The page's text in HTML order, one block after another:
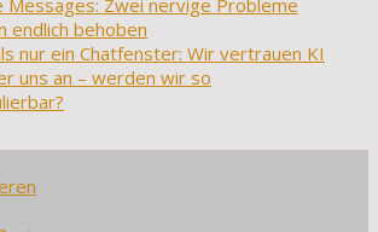
endlich behoben
nur ein Chatfenster: Wir vertrauen KI
uns an – werden wir so